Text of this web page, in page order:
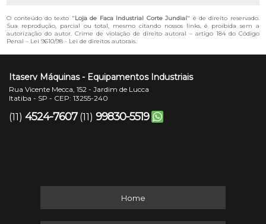
O conteúdo do texto "Loja de Faca Industrial Corte Jundiaí" é de direito reservado.
Sua reprodução, parcial ou total, mesmo citando nossos links, é proibida sem a
autorização do autor. Crime de violação de direito autoral – artigo 184 do Código
Penal – Lei 9610/98 - Lei de direitos autorais.
Itaserv Máquinas - Equipamentos Industriais
Rua Vicente Mecca, 152 - Jardim de Lucca
Itatiba - SP - CEP: 13255-240
(11) 4524-7607 (11) 99830-5519
Home